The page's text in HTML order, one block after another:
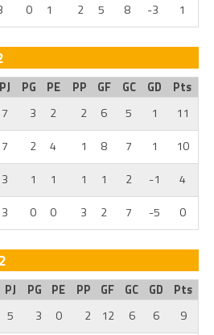
0 1 2 5 8 -3 1
PJ PG PE PP GF GC GD
Pts
7 3 2 2 6 5 1
11
7 2 4 1 8 7 1
10
3 1 1 1 1 2 -1
4
3 0 0 3 2 7 -5 0
PJ PG PE PP GF GC GD
Pts
5 3 0 2 12 6 6
9